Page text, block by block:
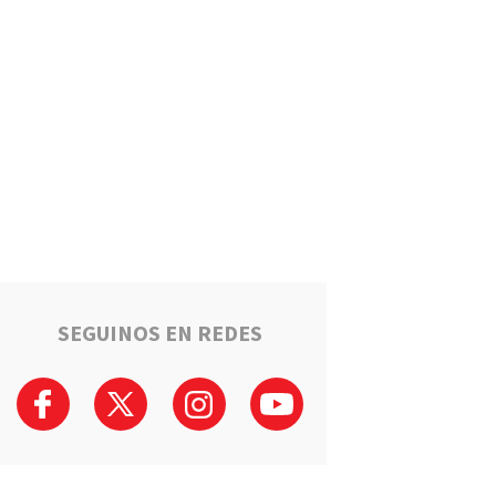
SEGUINOS EN REDES